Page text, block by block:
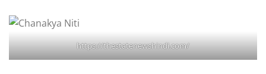
https://thestatenewshindi.com/